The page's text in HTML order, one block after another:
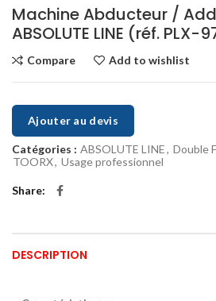
Machine Abducteur /
ABSOLUTE LINE (réf. PLX-
Compare Add to wishlist
Ajouter au devis
Catégories : ABSOLUTE LINE, Double
TOORX, Usage professionnel
Share
DESCRIPTION